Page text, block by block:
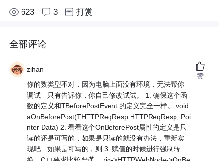
623 3 打赏
全部评论
zihan
你的数类型不对，因为电脑上面没有环境，无法帮你
调试，只有告诉你，你自己修改试试。 1. 确保这个函
数的定义和TBeforePostEvent 的定义完全一样。 void
aOnBeforePost(THTTPReqResp HTTPReqResp, Poi
nter Data) 2. 看看这个OnBeforePost属性的定义是只
读的还是可写的，如果是只读的就没有办法，重新实
现吧，如果是可写的，则 3. 赋值的时候进行强制转
赞